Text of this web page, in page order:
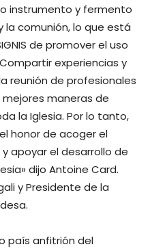
instrumento y fermento
la comunión, lo que está
de promover el uso
experiencias y
reunión de profesionales
maneras de
la Iglesia. Por lo tanto,
honor de acoger el
y apoyar el desarrollo de
dijo Antoine Card.
y Presidente de la
país anfitrión del